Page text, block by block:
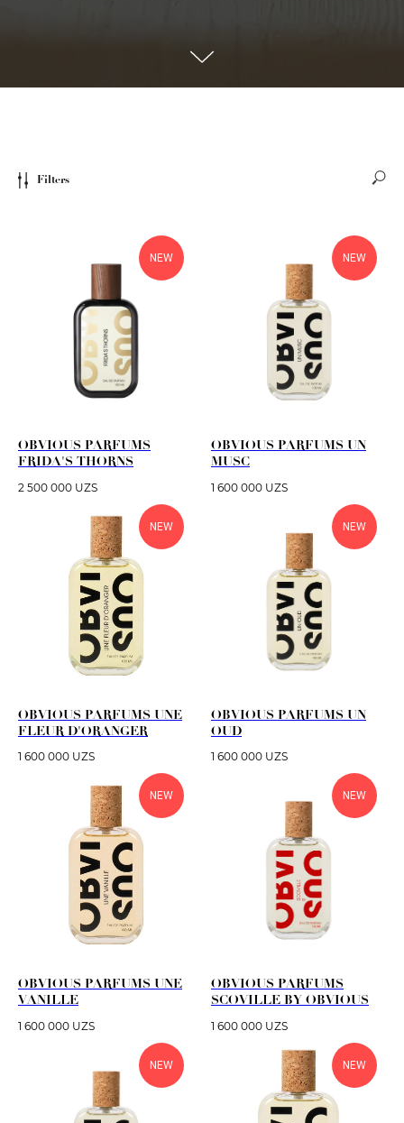
Filters
NEW
OBVIOUS PARFUMS
FRIDA'S THORNS
2 500 000 UZS
NEW
OBVIOUS PARFUMS UN
MUSC
1 600 000 UZS
NEW
OBVIOUS PARFUMS UNE
FLEUR D'ORANGER
1 600 000 UZS
NEW
OBVIOUS PARFUMS UN
OUD
1 600 000 UZS
NEW
OBVIOUS PARFUMS UNE
VANILLE
1 600 000 UZS
NEW
OBVIOUS PARFUMS
SCOVILLE BY OBVIOUS
1 600 000 UZS
NEW NEW